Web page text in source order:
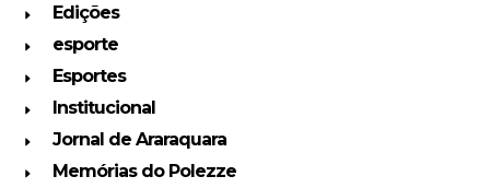
Edições
esporte
Esportes
Institucional
Jornal de Araraquara
Memórias do Polezze